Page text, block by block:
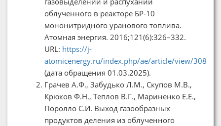
облученного в реакторе БР-10
мононитридного уранового топлива.
Атомная энергия. 2016;121(6):326–332.
URL: https://j-
atomicenergy.ru/index.php/ae/article/view/308
(дата обращения 01.03.2025).
Грачев А.Ф., Забудько Л.М., Скупов М.В.,
Крюков Ф.Н., Теплов В.Г., Мариненко Е.Е.,
Поролло С.И. Выход газообразных
продуктов деления из облученного